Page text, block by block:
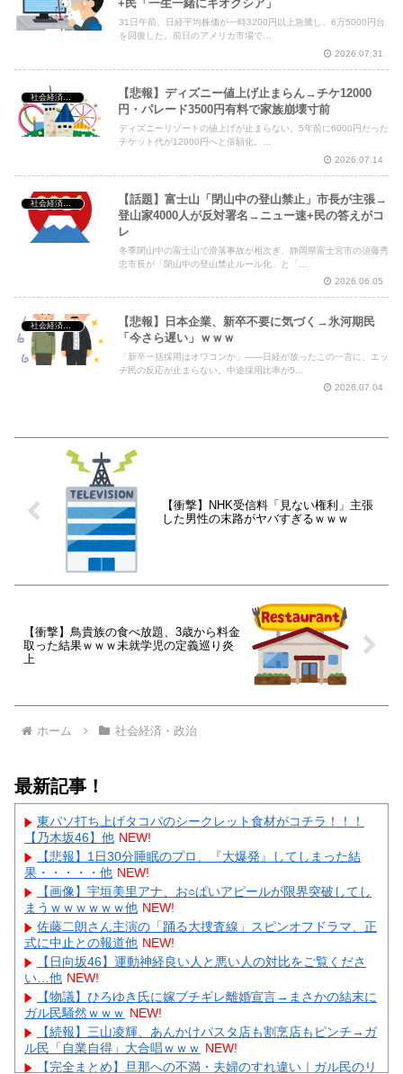
+民「一生一緒にキオクシア」
31日午前、日経平均株価が一時3200円以上急騰し、6万5000円台
を回復した。前日のアメリカ市場で...
2026.07.31
社会経済・政治
【悲報】ディズニー値上げ止まらん→チケ12000
円・パレード3500円有料で家族崩壊寸前
ディズニーリゾートの値上げが止まらない。5年前に6000円だった
チケット代が12000円へと倍額化。...
2026.07.14
社会経済・政治
【話題】富士山「閉山中の登山禁止」市長が主張→
登山家4000人が反対署名→ニュー速+民の答えがコ
レ
冬季閉山中の富士山で滑落事故が相次ぎ、静岡県富士宮市の須藤秀
忠市長が「閉山中の登山禁止ルール化」と「...
2026.06.05
社会経済・政治
【悲報】日本企業、新卒不要に気づく→氷河期民
「今さら遅い」ｗｗｗ
「新卒一括採用はオワコンか」――日経が放ったこの一言に、エッ
ヂ民の反応が止まらない。中途採用比率が5...
2026.07.04
【衝撃】NHK受信料「見ない権利」主張
した男性の末路がヤバすぎるｗｗｗ
【衝撃】鳥貴族の食べ放題、3歳から料金
取った結果ｗｗｗ未就学児の定義巡り炎
上
ホーム 社会経済・政治
最新記事！
東パソ打ち上げタコパのシークレット食材がコチラ！！！
【乃木坂46】他 NEW!
【悲報】1日30分睡眠のプロ、『大爆発』してしまった結
果・・・・・他 NEW!
【画像】宇垣美里アナ、お○ぱいアピールが限界突破してし
まうｗｗｗｗｗｗ他 NEW!
佐藤二朗さん主演の「踊る大捜査線」スピンオフドラマ、正
式に中止との報道他 NEW!
【日向坂46】運動神経良い人と悪い人の対比をご覧くださ
い…他 NEW!
【物議】ひろゆき氏に嫁ブチギレ離婚宣言→まさかの結末に
ガル民騒然ｗｗｗ NEW!
【続報】三山凌輝、あんかけパスタ店も割烹店もピンチ→ガ
ル民「自業自得」大合唱ｗｗｗ NEW!
【完全まとめ】旦那への不満・夫婦のすれ違い｜ガル民のリ